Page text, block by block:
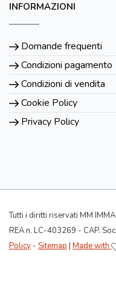
INFORMAZIONI
Domande frequenti
Condizioni pagamento
Condizioni di vendita
Cookie Policy
Privacy Policy
Tutti i diritti riservati MM
REA n. LC-403269 - CAP.
Policy - Sitemap Made with